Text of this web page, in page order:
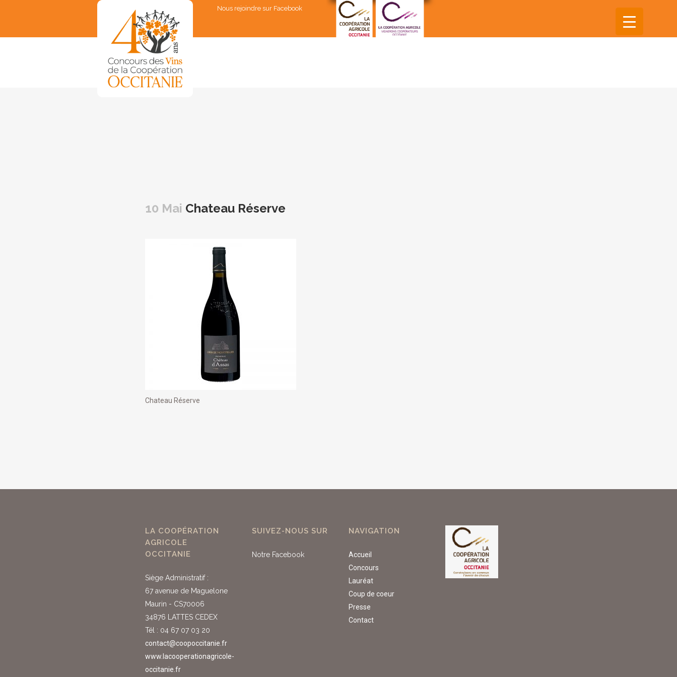
Nous rejoindre sur Facebook
10 Mai Chateau Réserve
Chateau Réserve
LA COOPÉRATION
AGRICOLE
OCCITANIE
Siège Administratif :
67 avenue de Maguelone
Maurin - CS70006
34876 LATTES CEDEX
Tél : 04 67 07 03 20
contact@coopoccitanie.fr
www.lacooperationagricole-
occitanie.fr
SUIVEZ-NOUS SUR
Notre Facebook
NAVIGATION
Accueil
Concours
Lauréat
Coup de coeur
Presse
Contact